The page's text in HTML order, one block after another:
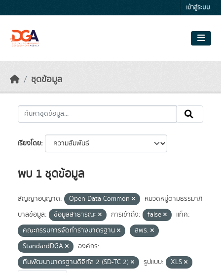
เข้าสู่ระบบ
ชุดข้อมูล
เรียงโดย
พบ 1 ชุดข้อมูล
สัญญาอนุญาต: Open Data Common
หมวดหมู่ตามธรรมาภิ
บาลข้อมูล:
ข้อมูลสาธารณะ การเข้าถึง: false
แท็ค:
คณะกรรมการจัดทำร่างมาตรฐาน
สพร.
StandardDGA
องค์กร:
ทีมพัฒนามาตรฐานดิจิทัล 2 (SD-TC 2)
รูปแบบ:
XLS